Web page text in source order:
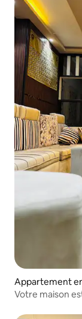
Appartement
Votre maison